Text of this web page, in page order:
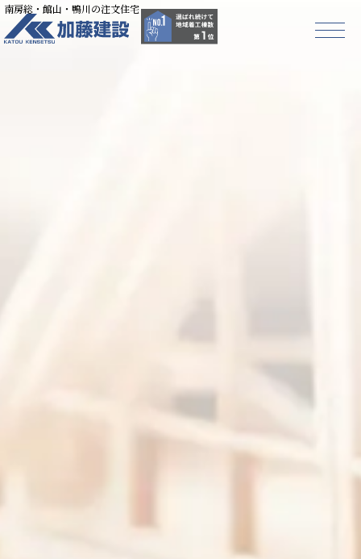
南房総・館山・鴨川の注文住宅